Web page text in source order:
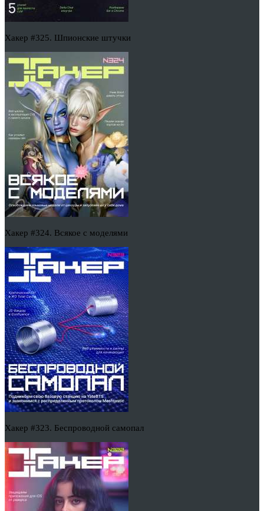
Хакер #325. Шпионские штучки
Хакер #324. Всякое с моделями
Хакер #323. Беспроводной самопал